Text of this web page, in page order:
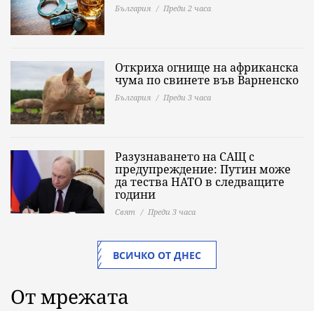
България Преди 2 часа
Откриха огнище на африканска
чума по свинете във Варненско
България Преди 3 часа
Разузнаването на САЩ с
предупреждение: Путин може
да тества НАТО в следващите
години
Свят Преди 3 часа
ВСИЧКО ОТ ДНЕС
От мрежата